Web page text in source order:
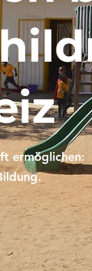
ermöglichen: